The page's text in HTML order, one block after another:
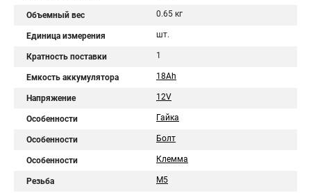
Объемный вес 0.65 кг
Единица измерения шт.
Кратность поставки 1
Емкость аккумулятора 18Ah
Напряжение 12V
Особенности Гайка
Особенности Болт
Особенности Клемма
Резьба М5